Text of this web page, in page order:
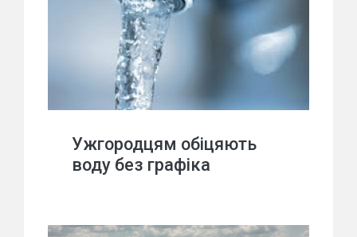
Ужгородцям обіцяють
воду без графіка